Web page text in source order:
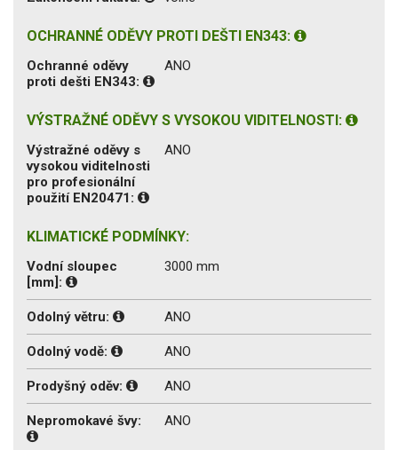
OCHRANNÉ ODĚVY PROTI DEŠTI EN343:
Ochranné oděvy
proti dešti EN343:
ANO
VÝSTRAŽNÉ ODĚVY S VYSOKOU VIDITELNOSTI:
Výstražné oděvy s
vysokou viditelnosti
pro profesionální
použití EN20471:
ANO
KLIMATICKÉ PODMÍNKY:
Vodní sloupec
[mm]:
3000 mm
Odolný větru: ANO
Odolný vodě: ANO
Prodyšný oděv: ANO
Nepromokavé švy: ANO